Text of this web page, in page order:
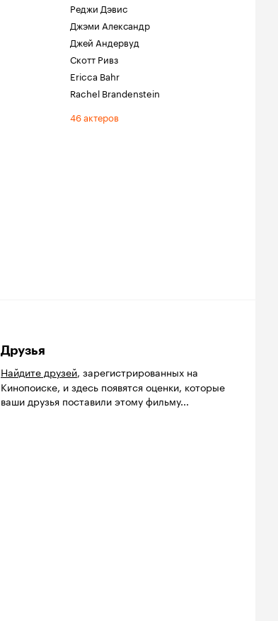
Реджи Дэвис
Джэми Александр
Джей Андервуд
Скотт Ривз
Ericca Bahr
Rachel Brandenstein
46 актеров
Друзья
Найдите друзей, зарегистрированных на
Кинопоиске, и здесь появятся оценки, которые
ваши друзья поставили этому фильму...